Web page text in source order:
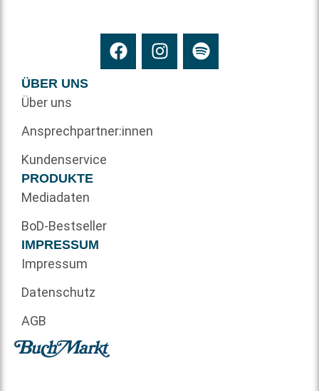
ÜBER UNS
Über uns
Ansprechpartner:innen
Kundenservice
PRODUKTE
Mediadaten
BoD-Bestseller
IMPRESSUM
Impressum
Datenschutz
AGB